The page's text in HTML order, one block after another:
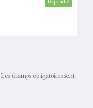
Répondre
Les champs obligatoires sont